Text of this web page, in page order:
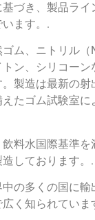
づき、製品ライ
ます。.
ム、ニトリル（
ン、シリコー
製造は最新の射
たゴム試験室
料水国際基準を
しております。.
の多くの国に
く知られていま